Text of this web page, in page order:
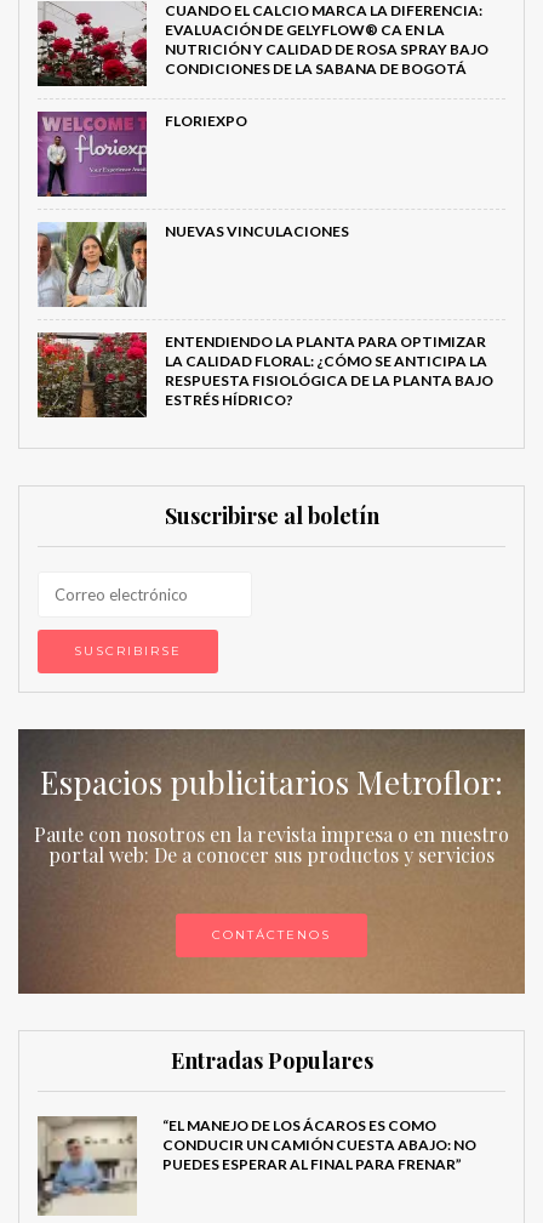
CUANDO EL CALCIO MARCA LA DIFERENCIA:
EVALUACIÓN DE GELYFLOW® CA EN LA
NUTRICIÓN Y CALIDAD DE ROSA SPRAY BAJO
CONDICIONES DE LA SABANA DE BOGOTÁ
FLORIEXPO
NUEVAS VINCULACIONES
ENTENDIENDO LA PLANTA PARA OPTIMIZAR
LA CALIDAD FLORAL: ¿CÓMO SE ANTICIPA LA
RESPUESTA FISIOLÓGICA DE LA PLANTA BAJO
ESTRÉS HÍDRICO?
Suscribirse al boletín
Espacios publicitarios Metroflor:
Paute con nosotros en la revista impresa o en nuestro
portal web: De a conocer sus productos y servicios
CONTÁCTENOS
Entradas Populares
“EL MANEJO DE LOS ÁCAROS ES COMO
CONDUCIR UN CAMIÓN CUESTA ABAJO: NO
PUEDES ESPERAR AL FINAL PARA FRENAR”